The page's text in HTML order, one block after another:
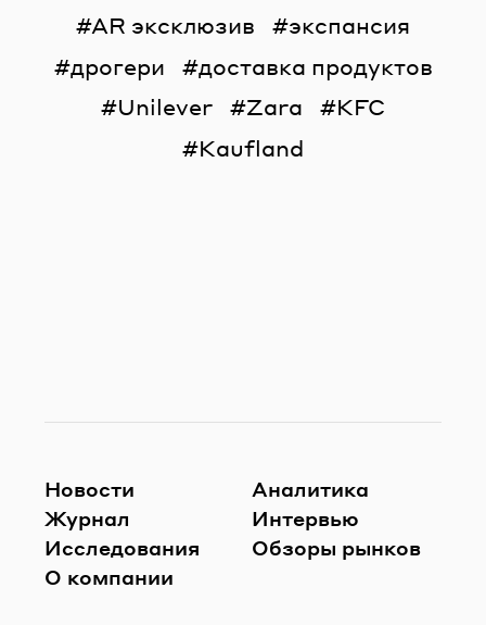
AR эксклюзив
экспансия
дрогери
доставка продуктов
Unilever
Zara
KFC
Kaufland
Новости
Журнал
Исследования
О компании
Аналитика
Интервью
Обзоры рынков